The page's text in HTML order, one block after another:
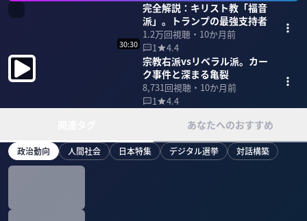
完全解説：キリスト教「福音
派」。トランプの最強支持者
1.2万回視聴・ 10か月前
1
4.4
30:30
宗教右派vsリベラル派。カー
ク事件と深まる亀裂
8,731回視聴・ 10か月前
1
4.4
あなたへのおすすめ
政治動向 人間社会 日本特集 デジタル選挙 対話構築